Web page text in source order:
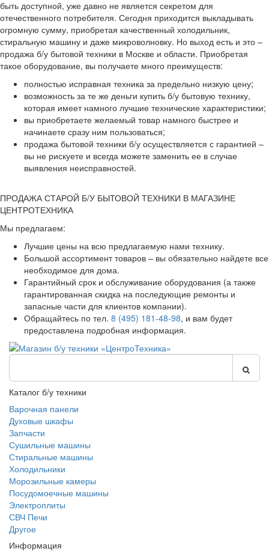
быть доступной, уже давно не является секретом для
отечественного потребителя. Сегодня приходится выкладывать
огромную сумму, приобретая качественный холодильник,
стиральную машину и даже микроволновку. Но выход есть и это –
продажа б/у бытовой техники в Москве и области. Приобретая
такое оборудование, вы получаете много преимуществ:
полностью исправная техника за предельно низкую цену;
возможность за те же деньги купить б/у бытовую технику,
которая имеет намного лучшие технические характеристики;
вы приобретаете желаемый товар намного быстрее и
начинаете сразу ним пользоваться;
продажа бытовой техники б/у осуществляется с гарантией –
вы не рискуете и всегда можете заменить ее в случае
выявления неисправностей.
ПРОДАЖА СТАРОЙ Б/У БЫТОВОЙ ТЕХНИКИ В МАГАЗИНЕ
ЦЕНТРОТЕХНИКА
Мы предлагаем:
Лучшие цены на всю предлагаемую нами технику.
Большой ассортимент товаров – вы обязательно найдете все
необходимое для дома.
Гарантийный срок и обслуживание оборудования (а также
гарантированная скидка на последующие ремонты и
запасные части для клиентов компании).
Обращайтесь по тел. 8 (495) 181-48-98, и вам будет
предоставлена подробная информация.
Каталог б/у техники
Варочная панели
Духовые шкафы
Запчасти
Сушильные машины
Стиральные машины
Холодильники
Морозильные камеры
Посудомоечные машины
Электроплиты
СВЧ Печи
Другое
Информация